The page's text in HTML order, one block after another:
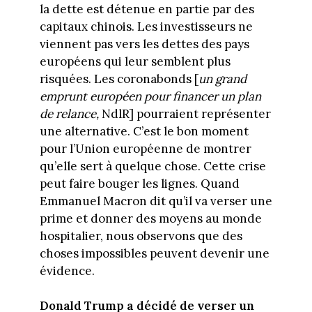
la dette est détenue en partie par des
capitaux chinois. Les investisseurs ne
viennent pas vers les dettes des pays
européens qui leur semblent plus
risquées. Les coronabonds [un grand
emprunt européen pour financer un plan
de relance,NdlR] pourraient représenter
une alternative. C’est le bon moment
pour l’Union européenne de montrer
qu’elle sert à quelque chose. Cette crise
peut faire bouger les lignes. Quand
Emmanuel Macron dit qu’il va verser une
prime et donner des moyens au monde
hospitalier, nous observons que des
choses impossibles peuvent devenir une
évidence.
Donald Trump a décidé de verser un